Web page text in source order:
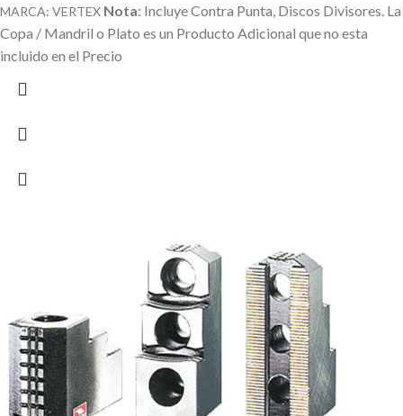
MARCA: VERTEX Nota: Incluye Contra Punta, Discos Divisores. La
Copa / Mandril o Plato es un Producto Adicional que no esta
incluido en el Precio